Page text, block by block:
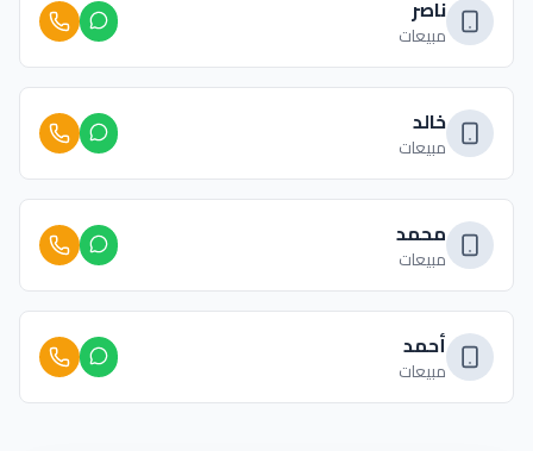
ناصر
مبيعات
خالد
مبيعات
محمد
مبيعات
أحمد
مبيعات